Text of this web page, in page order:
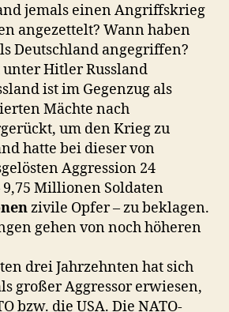
jemals einen Angriffskrieg
angezettelt? Wann haben
Deutschland angegriffen?
Hitler Russland
ist im Gegenzug als
Mächte nach
um den Krieg zu
hatte bei dieser von
Aggression 24
Millionen Soldaten
zivile Opfer – zu beklagen.
gehen von noch höheren
drei Jahrzehnten hat sich
großer Aggressor erwiesen,
bzw. die USA. Die NATO-